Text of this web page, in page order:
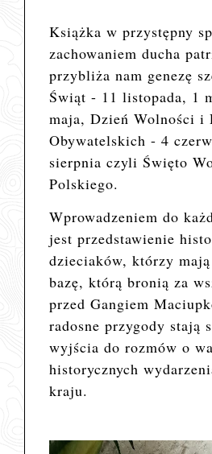
Książka w przystępny
zachowaniem ducha
przybliża nam genezę
Świąt - 11 listopada, 1
maja, Dzień Wolności i
Obywatelskich - 4
sierpnia czyli Święto
Polskiego.
Wprowadzeniem do
jest przedstawienie
dzieciaków, którzy
bazę, którą bronią za
przed Gangiem
radosne przygody stają
wyjścia do rozmów o
historycznych
kraju.